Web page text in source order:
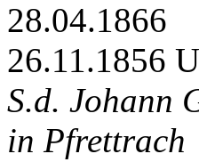
28.04.1866
26.11.1856
S.d. Johann
in Pfrettrach